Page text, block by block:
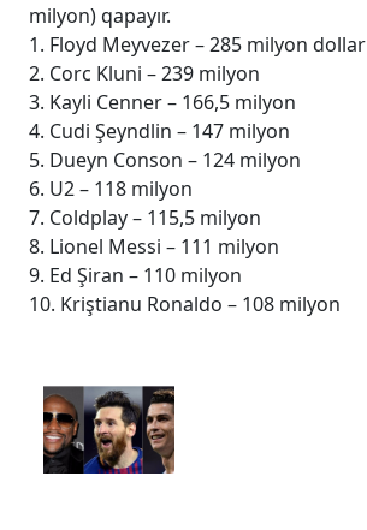
milyon) qapayır.
1. Floyd Meyvezer – 285 milyon dollar
2. Corc Kluni – 239 milyon
3. Kayli Cenner – 166,5 milyon
4. Cudi Şeyndlin – 147 milyon
5. Dueyn Conson – 124 milyon
6. U2 – 118 milyon
7. Coldplay – 115,5 milyon
8. Lionel Messi – 111 milyon
9. Ed Şiran – 110 milyon
10. Kriştianu Ronaldo – 108 milyon